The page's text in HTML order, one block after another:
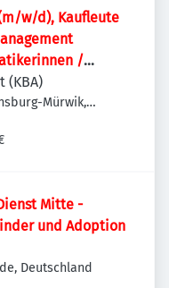
w/d), Kaufleute
/
d) oder
für den IT-
(KBA)
Mürwik,
Mitte -
und Adoption
Deutschland